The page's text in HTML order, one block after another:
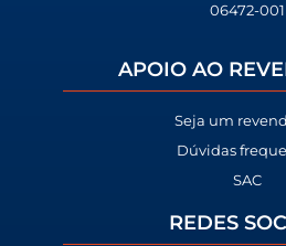
06472-001
APOIO AO
Seja um
Dúvidas
SAC
REDES